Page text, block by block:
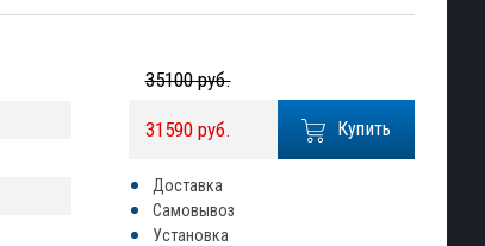
Купить
35100 руб.
31590 руб.
Доставка
Самовывоз
Установка